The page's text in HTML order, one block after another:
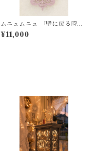
ムニュムニュ 「壁に戻る時」
むにゅむにゅ 掛時計 時計 エレ
ガント アイアン風 コンセント
¥11,000